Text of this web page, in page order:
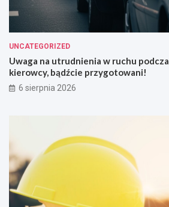
UNCATEGORIZED
Uwaga na utrudnienia w ruchu
kierowcy, bądźcie przygotowani!
6 sierpnia 2026